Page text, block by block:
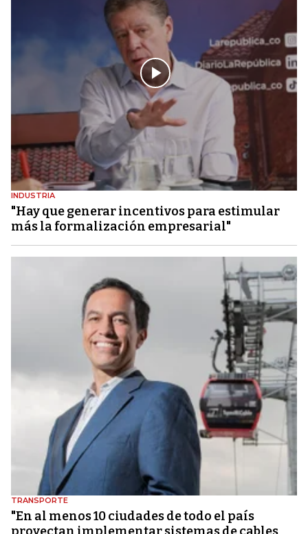
INDUSTRIA
"Hay que generar incentivos para estimular
más la formalización empresarial"
TRANSPORTE
"En al menos 10 ciudades de todo el país